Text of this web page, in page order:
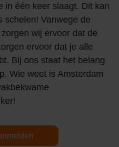
in één keer slaagt. Dit kan
schelen! Vanwege de
wij ervoor dat de
ervoor dat je alle
Bij ons staat het belang
Wie weet is Amsterdam